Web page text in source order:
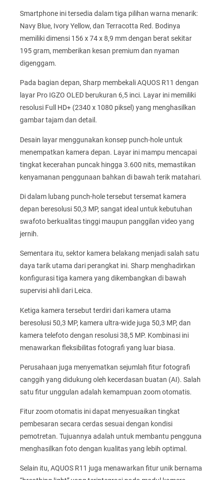
Smartphone ini tersedia dalam tiga pilihan warna menarik:
Navy Blue, Ivory Yellow, dan Terracotta Red. Bodinya
memiliki dimensi 156 x 74 x 8,9 mm dengan berat sekitar
195 gram, memberikan kesan premium dan nyaman
digenggam.
Pada bagian depan, Sharp membekali AQUOS R11 dengan
layar Pro IGZO OLED berukuran 6,5 inci. Layar ini memiliki
resolusi Full HD+ (2340 x 1080 piksel) yang menghasilkan
gambar tajam dan detail.
Desain layar menggunakan konsep punch-hole untuk
menempatkan kamera depan. Layar ini mampu mencapai
tingkat kecerahan puncak hingga 3.600 nits, memastikan
kenyamanan penggunaan bahkan di bawah terik matahari.
Di dalam lubang punch-hole tersebut tersemat kamera
depan beresolusi 50,3 MP, sangat ideal untuk kebutuhan
swafoto berkualitas tinggi maupun panggilan video yang
jernih.
Sementara itu, sektor kamera belakang menjadi salah satu
daya tarik utama dari perangkat ini. Sharp menghadirkan
konfigurasi tiga kamera yang dikembangkan di bawah
supervisi ahli dari Leica.
Ketiga kamera tersebut terdiri dari kamera utama
beresolusi 50,3 MP, kamera ultra-wide juga 50,3 MP, dan
kamera telefoto dengan resolusi 38,5 MP. Kombinasi ini
menawarkan fleksibilitas fotografi yang luar biasa.
Perusahaan juga menyematkan sejumlah fitur fotografi
canggih yang didukung oleh kecerdasan buatan (AI). Salah
satu fitur unggulan adalah kemampuan zoom otomatis.
Fitur zoom otomatis ini dapat menyesuaikan tingkat
pembesaran secara cerdas sesuai dengan kondisi
pemotretan. Tujuannya adalah untuk membantu pengguna
menghasilkan foto dengan kualitas yang lebih optimal.
Selain itu, AQUOS R11 juga menawarkan fitur unik bernama